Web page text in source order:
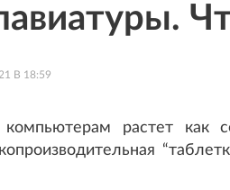
В 18:59
растет как